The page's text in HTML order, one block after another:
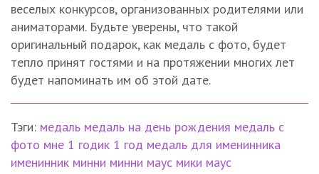
веселых конкурсов, организованных родителями или
аниматорами. Будьте уверены, что такой
оригинальный подарок, как медаль с фото, будет
тепло принят гостями и на протяжении многих лет
будет напоминать им об этой дате.
Тэги: медаль медаль на день рождения медаль с
фото мне 1 годик 1 год медаль для именинника
именинник минни минни маус мики маус